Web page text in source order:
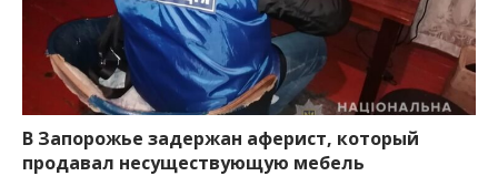
В Запорожье задержан аферист, который
продавал несуществующую мебель